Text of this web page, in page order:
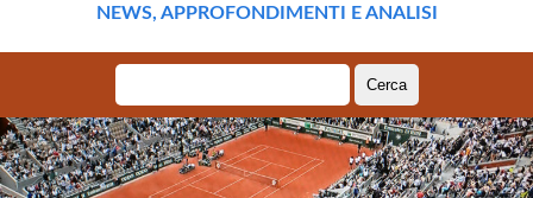
NEWS, APPROFONDIMENTI E ANALISI
per: